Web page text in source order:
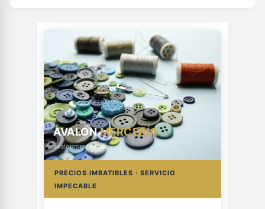
AVALONMERCERÍA
avalonmerceria.es
PRECIOS IMBATIBLES · SERVICIO
IMPECABLE